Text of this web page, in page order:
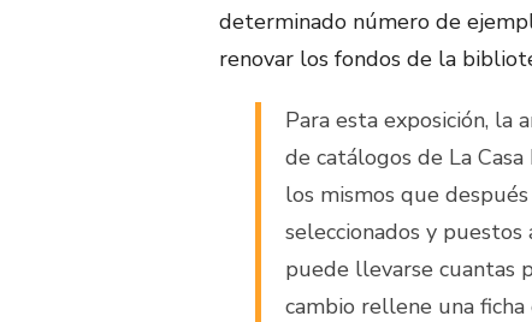
determinado número de
renovar los fondos de la
Para esta exposición, la
de catálogos de La
los mismos que
seleccionados y
puede llevarse cuantas
cambio rellene una